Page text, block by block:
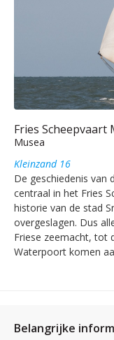
Fries Scheepvaart
Musea
Kleinzand 16
De geschiedenis van
centraal in het Fries
historie van de stad
overgeslagen. Dus
Friese zeemacht, tot
Waterpoort komen
Belangrijke